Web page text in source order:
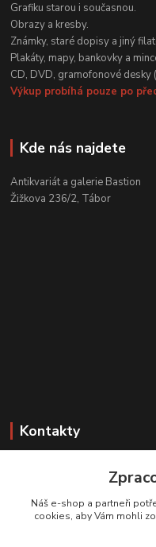
Grafiku starou i současnou.
Obrazy a kresby.
Známky, staré dopisy a jiný
Plakáty, mapy, bankovky a
CD, DVD, gramofonové desky
Výkup probíhá pouze po
Kde nás najdete
Antikvariát a galerie Bastion
Žižkova 236/2, Tábor
Kontakty
+420 608
(Po-Pá, 11-17 hod.;
info@antikvariatcz.com
Náš e-shop a partneři
cookies, aby Vám mohli